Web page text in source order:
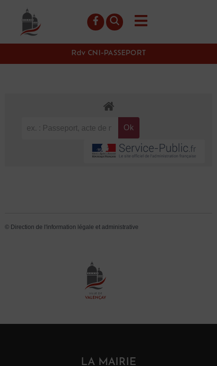
principal
Rdv CNI-PASSEPORT
© Direction de l'information légale et administrative
LA MAIRIE